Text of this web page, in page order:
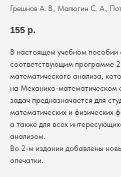
Грешнов А. В., Малюгин С. А.,
155 р.
В настоящем учебном
соответствующим программе
математического анализа,
на Механико-математическом
задач предназначается для
математических и физических
а также для всех
анализом.
Во 2-м издании добавлены
опечатки.